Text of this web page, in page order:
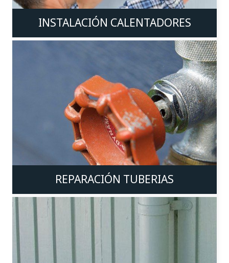
INSTALACIÓN CALENTADORES
REPARACIÓN TUBERIAS